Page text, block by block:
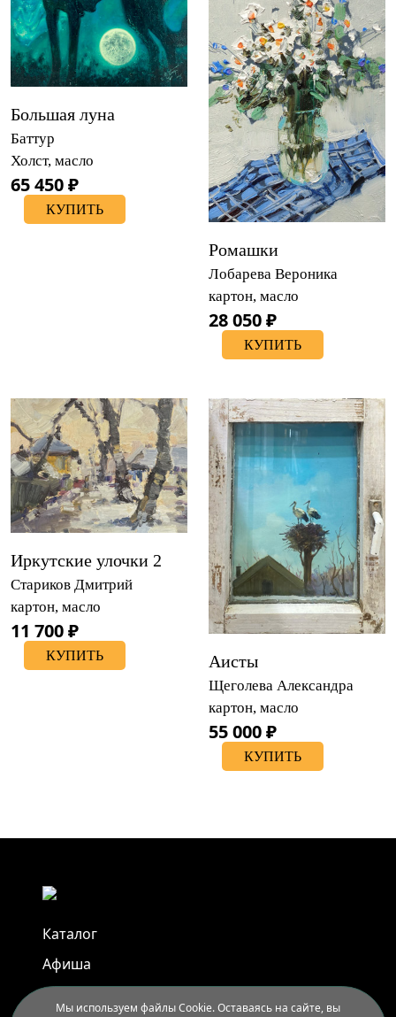
Большая луна
Баттур
Холст, масло
65 450 ₽
КУПИТЬ
Ромашки
Лобарева Вероника
картон, масло
28 050 ₽
КУПИТЬ
Иркутские улочки 2
Стариков Дмитрий
картон, масло
11 700 ₽
КУПИТЬ Аисты
Щеголева Александра
картон, масло
55 000 ₽
КУПИТЬ
Каталог
Афиша
Арт-пленэры
Мы используем файлы Cookie. Оставаясь на сайте, вы